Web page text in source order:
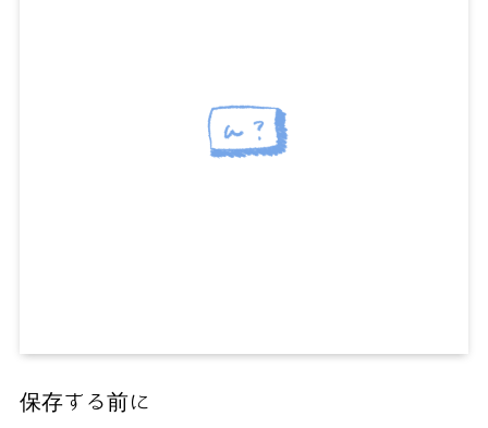
保存する前に